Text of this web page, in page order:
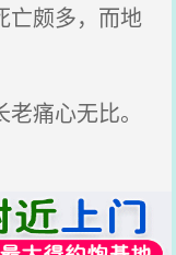
颇多，而地
痛心无比。